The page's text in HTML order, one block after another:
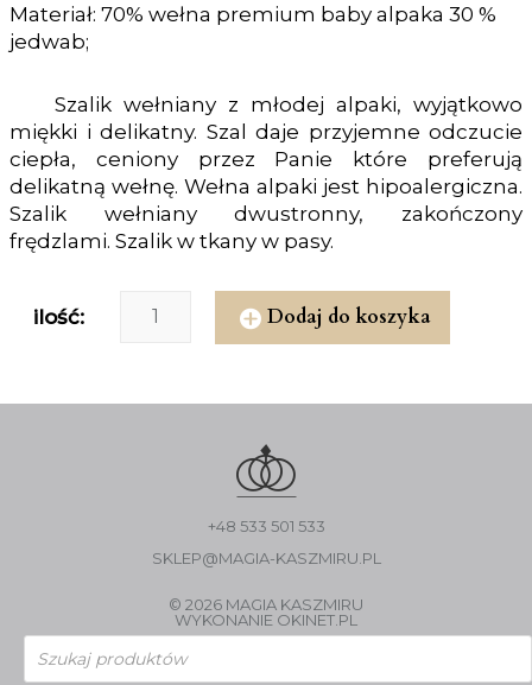
Materiał: 70% wełna premium baby alpaka 30 %
jedwab;
Szalik wełniany z młodej alpaki, wyjątkowo
miękki i delikatny. Szal daje przyjemne odczucie
ciepła, ceniony przez Panie które preferują
delikatną wełnę. Wełna alpaki jest hipoalergiczna.
Szalik wełniany dwustronny, zakończony
frędzlami. Szalik w tkany w pasy.
ilość: Dodaj do koszyka
+48 533 501 533
SKLEP@MAGIA-KASZMIRU.PL
© 2026 MAGIA KASZMIRU
WYKONANIE OKINET.PL
Wyszukiwarka
produktów